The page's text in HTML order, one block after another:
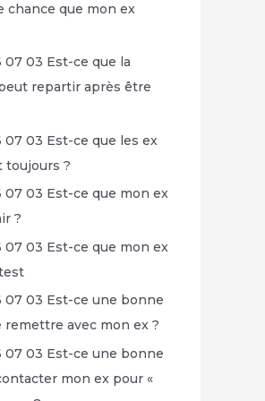
chance que mon ex
07 03 Est-ce que la
repartir après être
07 03 Est-ce que les ex
toujours ?
07 03 Est-ce que mon ex
?
07 03 Est-ce que mon ex
07 03 Est-ce une bonne
remettre avec mon ex ?
07 03 Est-ce une bonne
mon ex pour «